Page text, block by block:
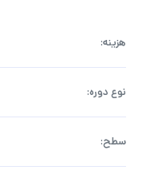
هزینه:
نوع دوره:
سطح: